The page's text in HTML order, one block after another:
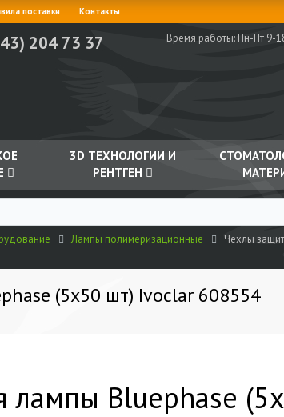
поставки Контакты
204 73 37 Время работы:Пн-Пт 9-
3D ТЕХНОЛОГИИ И
РЕНТГЕН
Лампы полимеризационные Чехлы
(5х50 шт) Ivoclar 608554
лампы Bluephase